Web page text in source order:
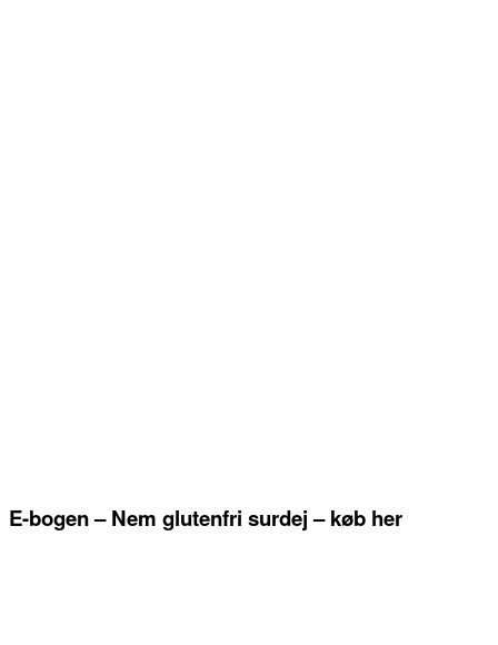
E-bogen – Nem glutenfri surdej – køb her